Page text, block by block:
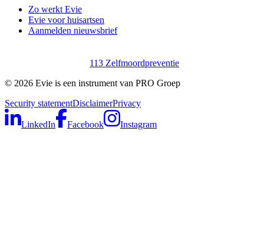
Zo werkt Evie
Evie voor huisartsen
Aanmelden nieuwsbrief
113 Zelfmoordpreventie
© 2026 Evie is een instrument van PRO Groep
Security statementDisclaimerPrivacy
LinkedIn Facebook Instagram